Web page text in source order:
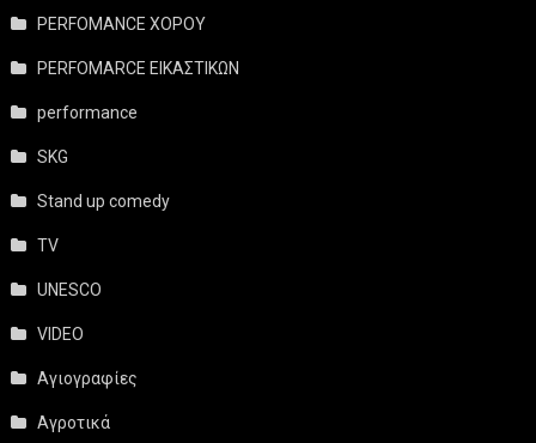
PERFOMANCE ΧΟΡΟΥ
PERFOMARCE ΕΙΚΑΣΤΙΚΩΝ
performance
SKG
Stand up comedy
TV
UNESCO
VIDEO
Αγιογραφίες
Αγροτικά